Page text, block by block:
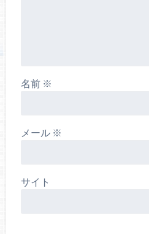
名前 ※
メール ※
サイト